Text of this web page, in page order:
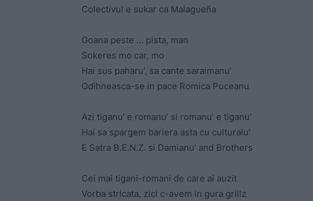
Colectivul e sukar ca Malagueña
Goana peste … pista, man
Sokeres mo car, mo
Hai sus paharu’, sa cante saraimanu’
Odihneasca-se in pace Romica Puceanu
Azi tiganu’ e romanu’ si romanu’ e tiganu’
Hai sa spargem bariera asta cu culturalu’
E Satra B.E.N.Z. si Damianu’ and Brothers
Cei mai tigani-romani de care ai auzit
Vorba stricata, zici c-aνem in gura grillz